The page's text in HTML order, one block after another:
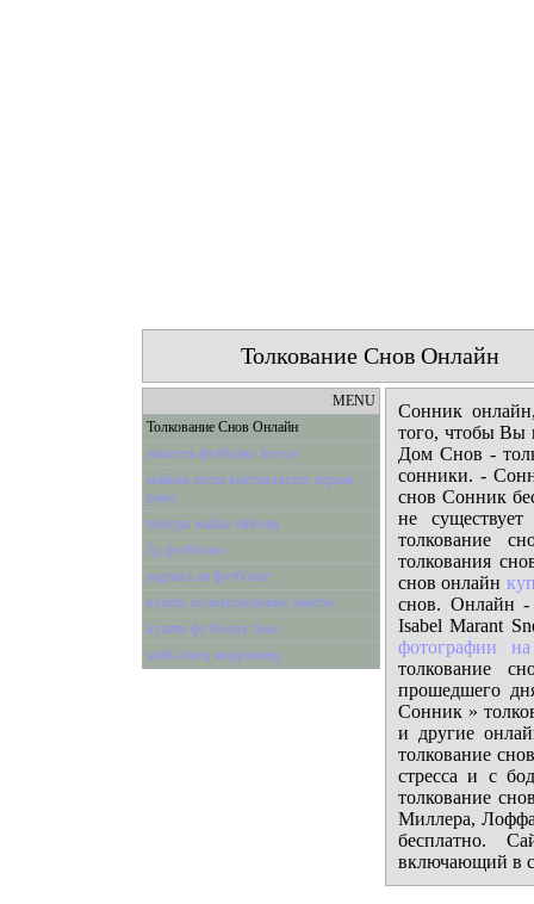
Толкование Снов Онлайн
MENU
Толкование Снов Онлайн
заказать футболку love is
майков весна выставляется первая
рама
победы майка тайсона
3д футболки
надпись на футболке
купить полиэтиленовые пакеты
купить футболку бокс
майк лжец морровинд
Сонник
того, чтобы Вы
Дом Снов -
сонники. -
снов Сонник
не
толкование
толкования
снов онлайн
снов. Онлайн -
Isabel Marant
фотографии
толкование
прошедшего
Сонник »
и другие
толкование
стресса и с
толкование
Миллера,
бесплатно.
включающий в